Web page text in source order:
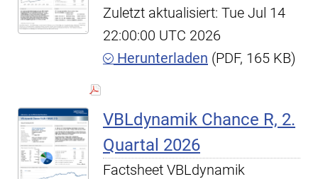
Zuletzt aktualisiert: Tue Jul 14
22:00:00 UTC 2026
Herunterladen (PDF, 165 KB)
VBLdynamik Chance R, 2.
Quartal 2026
Factsheet VBLdynamik